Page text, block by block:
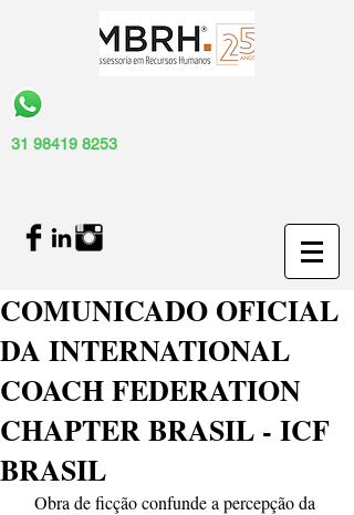
31 98419 8253
COMUNICADO OFICIAL
DA INTERNATIONAL
COACH FEDERATION
CHAPTER BRASIL - ICF
BRASIL
Obra de ficção confunde a percepção da